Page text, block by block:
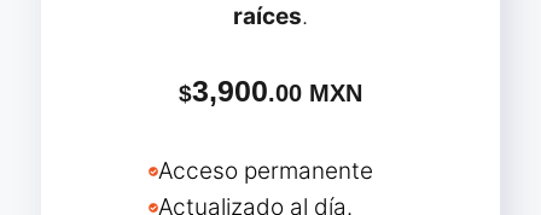
raíces.
$3,900.00 MXN
Acceso permanente
Actualizado al día.